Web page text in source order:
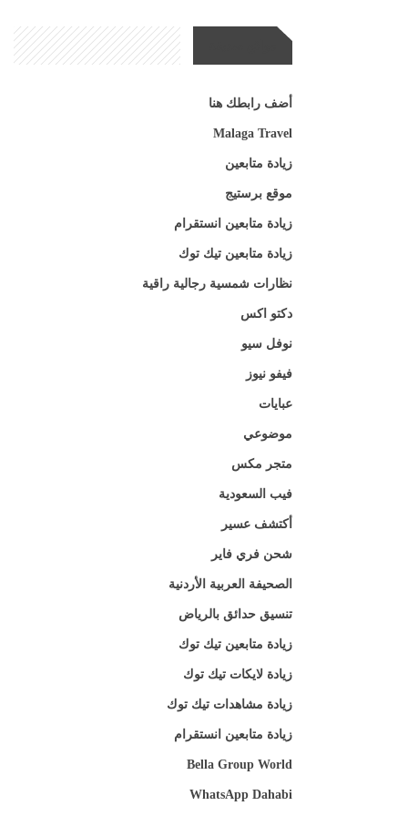
أضف رابطك هنا
Malaga Travel
زيادة متابعين
موقع برستيج
زيادة متابعين انستقرام
زيادة متابعين تيك توك
نظارات شمسية رجالية راقية
دكتو اكس
نوفل سيو
فيفو نيوز
عبايات
موضوعي
متجر مكس
فيب السعودية
أكتشف عسير
شحن فري فاير
الصحيفة العربية الأردنية
تنسيق حدائق بالرياض
زيادة متابعين تيك توك
زيادة لايكات تيك توك
زيادة مشاهدات تيك توك
زيادة متابعين انستقرام
Bella Group World
WhatsApp Dahabi